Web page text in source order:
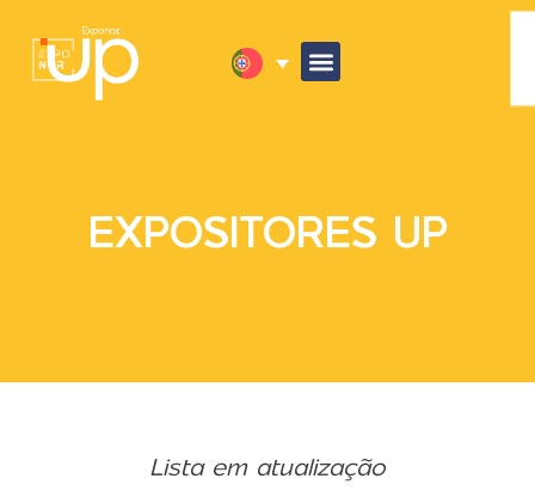
EXPOSITORES UP
Lista em atualização